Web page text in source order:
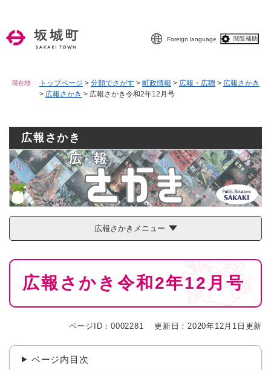
Foreign language 閲覧補助
現在地 トップページ > 分類でさがす > 町政情報 > 広報・広聴 > 広報さかき
> 広報さかき > 広報さかき令和2年12月号
広報さかき
広報さかきメニュー
本
広報さかき令和2年12月号
ページID：0002281 更新日：2020年12月1日更新
ページ内目次